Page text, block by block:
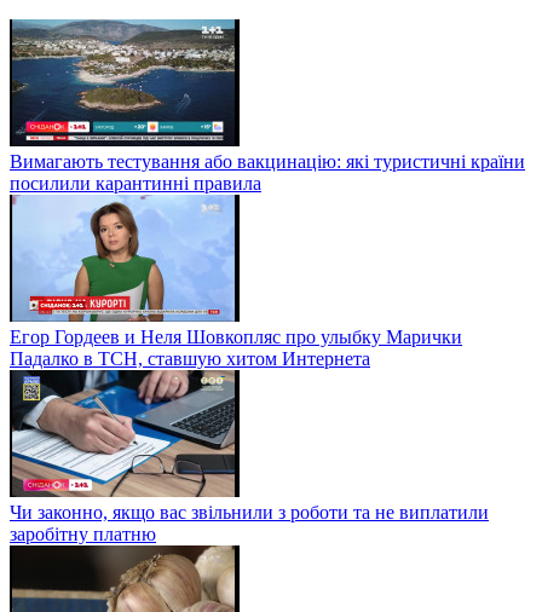
Вимагають тестування або вакцинацію: які туристичні країни
посилили карантинні правила
Егор Гордеев и Неля Шовкопляс про улыбку Марички
Падалко в ТСН, ставшую хитом Интернета
Чи законно, якщо вас звільнили з роботи та не виплатили
заробітну платню